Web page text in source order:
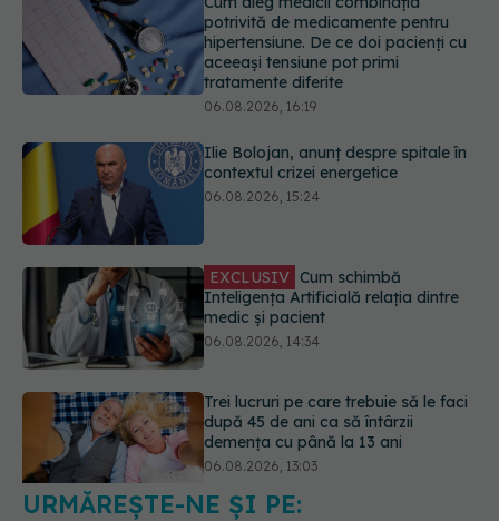
06.08.2026, 16:19
Ilie Bolojan, anunț despre spitale în
contextul crizei energetice
06.08.2026, 15:24
EXCLUSIV Cum schimbă
Inteligența Artificială relația dintre
Trei lucruri pe care trebuie să le faci
după 45 de ani ca să întârzii
demența cu până la 13 ani
Colebil și Panzcebil, blocate
temporar în farmacii. ANMDMR
explică de ce a luat măsura
06.08.2026, 16:37
URMĂREȘTE-NE ȘI PE: